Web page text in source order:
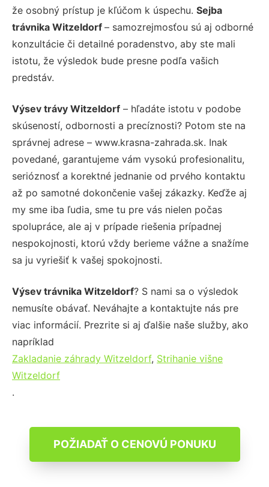
že osobný prístup je kľúčom k úspechu. Sejba
trávnika Witzeldorf – samozrejmosťou sú aj odborné
konzultácie či detailné poradenstvo, aby ste mali
istotu, že výsledok bude presne podľa vašich
predstáv.
Výsev trávy Witzeldorf – hľadáte istotu v podobe
skúseností, odbornosti a precíznosti? Potom ste na
správnej adrese – www.krasna-zahrada.sk. Inak
povedané, garantujeme vám vysokú profesionalitu,
serióznosť a korektné jednanie od prvého kontaktu
až po samotné dokončenie vašej zákazky. Keďže aj
my sme iba ľudia, sme tu pre vás nielen počas
spolupráce, ale aj v prípade riešenia prípadnej
nespokojnosti, ktorú vždy berieme vážne a snažíme
sa ju vyriešiť k vašej spokojnosti.
Výsev trávnika Witzeldorf? S nami sa o výsledok
nemusíte obávať. Neváhajte a kontaktujte nás pre
viac informácií. Prezrite si aj ďalšie naše služby, ako
napríklad
Zakladanie záhrady Witzeldorf, Strihanie višne
Witzeldorf
.
POŽIADAŤ O CENOVÚ PONUKU